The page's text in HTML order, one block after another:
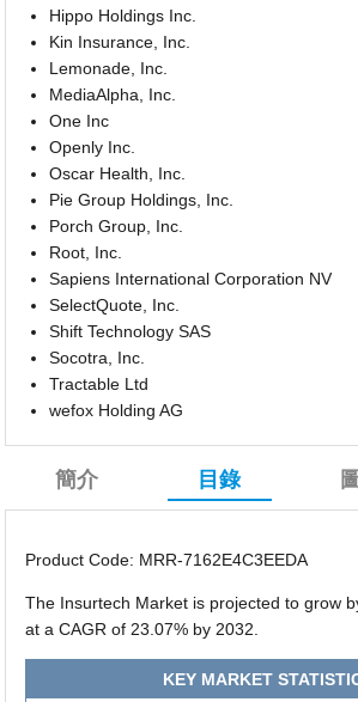
Hippo Holdings Inc.
Kin Insurance, Inc.
Lemonade, Inc.
MediaAlpha, Inc.
One Inc
Openly Inc.
Oscar Health, Inc.
Pie Group Holdings, Inc.
Porch Group, Inc.
Root, Inc.
Sapiens International Corporation NV
SelectQuote, Inc.
Shift Technology SAS
Socotra, Inc.
Tractable Ltd
wefox Holding AG
簡介 目錄
Product Code: MRR-7162E4C3EEDA
The Insurtech Market is projected to grow
at a CAGR of 23.07% by 2032.
KEY MARKET